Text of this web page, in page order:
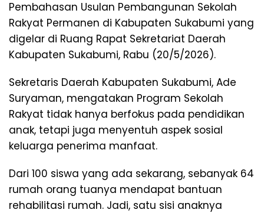
Pembahasan Usulan Pembangunan Sekolah
Rakyat Permanen di Kabupaten Sukabumi yang
digelar di Ruang Rapat Sekretariat Daerah
Kabupaten Sukabumi, Rabu (20/5/2026).
Sekretaris Daerah Kabupaten Sukabumi, Ade
Suryaman, mengatakan Program Sekolah
Rakyat tidak hanya berfokus pada pendidikan
anak, tetapi juga menyentuh aspek sosial
keluarga penerima manfaat.
Dari 100 siswa yang ada sekarang, sebanyak 64
rumah orang tuanya mendapat bantuan
rehabilitasi rumah. Jadi, satu sisi anaknya